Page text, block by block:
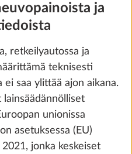
ja
retkeilyautossa ja
teknisesti
ei saa ylittää ajon aikana.
unionissa
asetuksessa (EU)
jonka keskeiset